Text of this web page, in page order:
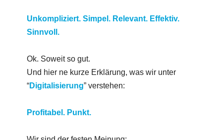
Unkompliziert. Simpel. Relevant. Effektiv.
Sinnvoll.
Ok. Soweit so gut.
Und hier ne kurze Erklärung, was wir unter
“Digitalisierung” verstehen:
Profitabel. Punkt.